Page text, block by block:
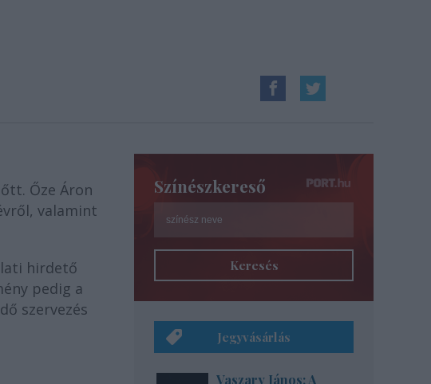
Őze Áron
valamint
hirdető
pedig a
szervezés
Színészkereső
Keresés
Jegyvásárlás
Vaszary János: A